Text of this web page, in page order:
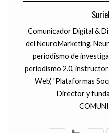
Comunicador Digital &
del NeuroMarketing,
periodismo de
periodismo 2.0, instructor
Web', 'Plataformas
Director y